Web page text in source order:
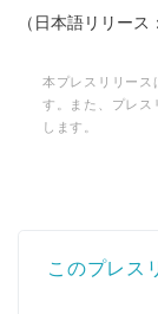
（日本語リリース
本プレスリリース
す。また、プレス
します。
このプレス